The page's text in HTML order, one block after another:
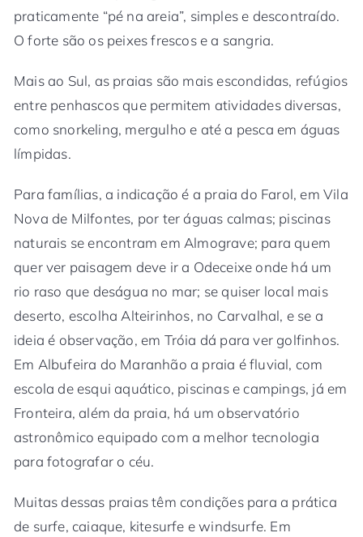
praticamente “pé na areia”, simples e descontraído.
O forte são os peixes frescos e a sangria.
Mais ao Sul, as praias são mais escondidas, refúgios
entre penhascos que permitem atividades diversas,
como snorkeling, mergulho e até a pesca em águas
límpidas.
Para famílias, a indicação é a praia do Farol, em Vila
Nova de Milfontes, por ter águas calmas; piscinas
naturais se encontram em Almograve; para quem
quer ver paisagem deve ir a Odeceixe onde há um
rio raso que deságua no mar; se quiser local mais
deserto, escolha Alteirinhos, no Carvalhal, e se a
ideia é observação, em Tróia dá para ver golfinhos.
Em Albufeira do Maranhão a praia é fluvial, com
escola de esqui aquático, piscinas e campings, já em
Fronteira, além da praia, há um observatório
astronômico equipado com a melhor tecnologia
para fotografar o céu.
Muitas dessas praias têm condições para a prática
de surfe, caiaque, kitesurfe e windsurfe. Em